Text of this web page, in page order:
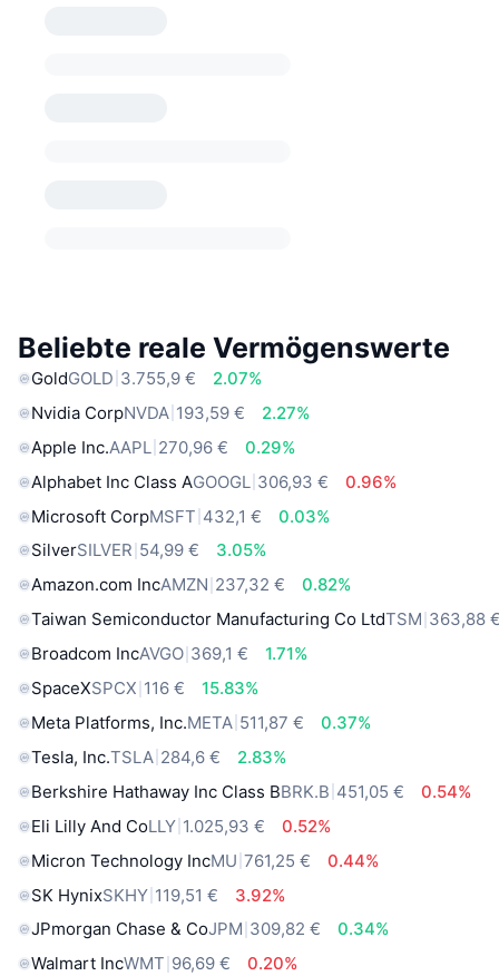
Beliebte reale Vermögenswerte
GoldGOLD 3.755,9 €
2.07%
Nvidia CorpNVDA 193,59 €
2.27%
Apple Inc.AAPL 270,96 €
0.29%
Alphabet Inc Class AGOOGL 306,93 €
0.96%
Microsoft CorpMSFT 432,1 €
0.03%
SilverSILVER 54,99 €
3.05%
Amazon.com IncAMZN 237,32 €
0.82%
Taiwan Semiconductor Manufacturing Co LtdTSM 363,88
Broadcom IncAVGO 369,1 €
1.71%
SpaceXSPCX 116 €
15.83%
Meta Platforms, Inc.META 511,87 €
0.37%
Tesla, Inc.TSLA 284,6 €
2.83%
Berkshire Hathaway Inc Class BBRK.B 451,05 €
0.54%
Eli Lilly And CoLLY 1.025,93 €
0.52%
Micron Technology IncMU 761,25 €
0.44%
SK HynixSKHY 119,51 €
3.92%
JPmorgan Chase & CoJPM 309,82 €
0.34%
Walmart IncWMT 96,69 € 0.20%